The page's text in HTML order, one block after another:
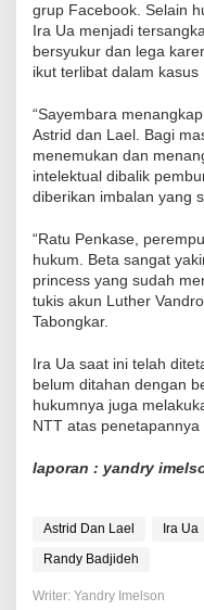
grup Facebook. Selain
Ira Ua menjadi
bersyukur dan lega
ikut terlibat dalam kasus
“Sayembara
Astrid dan Lael. Bagi
menemukan dan
intelektual dibalik
diberikan imbalan yang
“Ratu Penkase,
hukum. Beta sangat
princess yang sudah
tukis akun Luther
Tabongkar.
Ira Ua saat ini telah
belum ditahan dengan
hukumnya juga
NTT atas
laporan : yandry
Astrid Dan Lael Ira Ua
Randy Badjideh
Writer: Yandry Imelson